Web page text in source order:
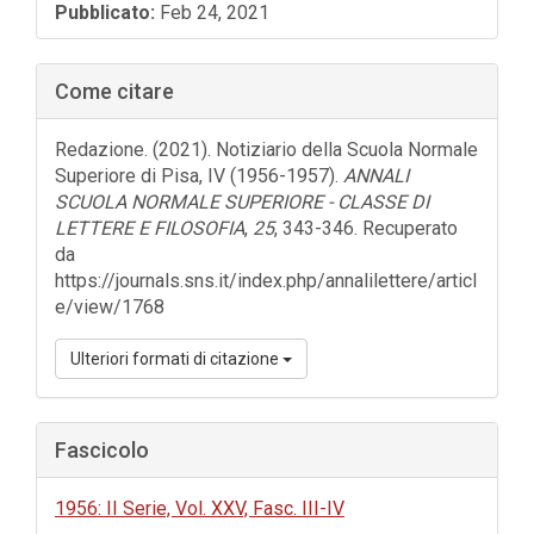
laterale
dell'articolo
Pubblicato: Feb 24, 2021
Come citare
Redazione. (2021). Notiziario della Scuola Normale
Superiore di Pisa, IV (1956-1957). ANNALI
SCUOLA NORMALE SUPERIORE - CLASSE DI
LETTERE E FILOSOFIA, 25, 343-346. Recuperato
da
https://journals.sns.it/index.php/annalilettere/articl
e/view/1768
Ulteriori formati di citazione
Fascicolo
1956: II Serie, Vol. XXV, Fasc. III-IV